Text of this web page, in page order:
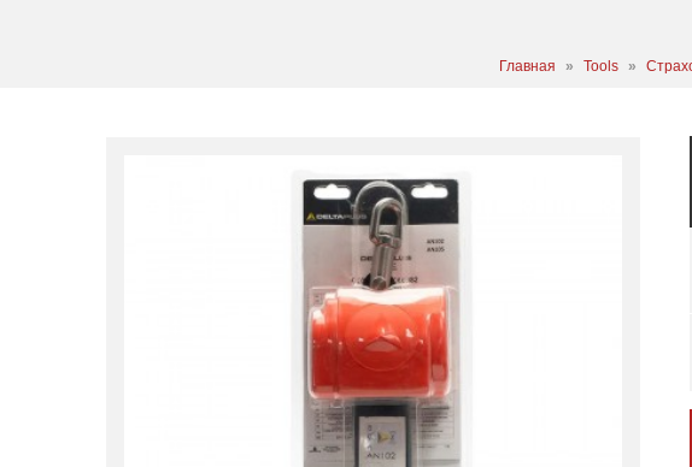
Главная » Tools »